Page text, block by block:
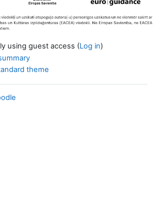
using guest access (Log in)
theme